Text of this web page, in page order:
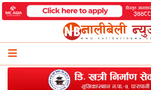
Skip
to